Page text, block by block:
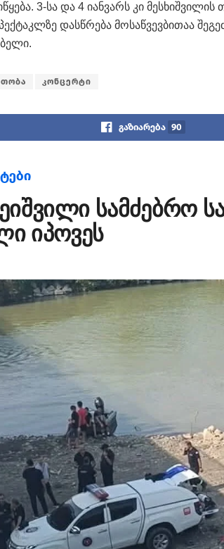
3-სა და 4 იანვარს კი
დასწრება მოსაწვევბითაა
კონცერტი
გაზიარება 90
სამძებრო
იპოვეს